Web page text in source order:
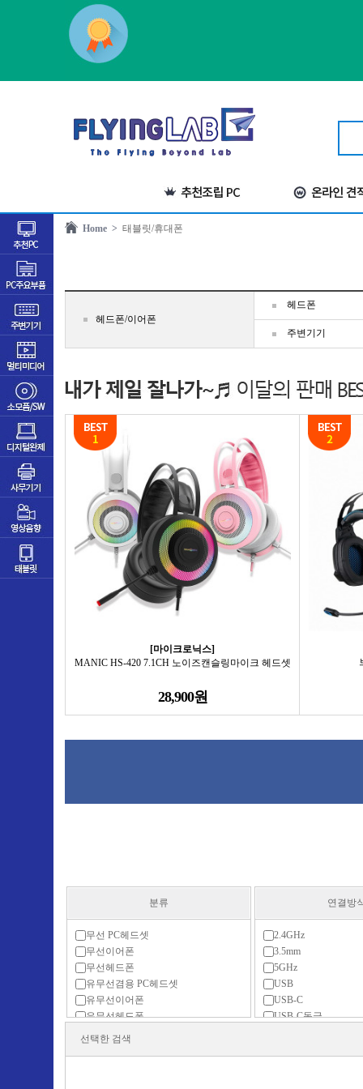
Home > 태블릿/휴대폰
헤드폰/이어폰
헤드폰
주변기기
[마이크로닉스]
MANIC HS-420 7.1CH 노이즈캔슬링마이크 헤드셋
28,900원
분류
무선 PC헤드셋
무선이어폰
무선헤드폰
유무선겸용 PC헤드셋
유무선이어폰
유무선헤드폰
유선 PC헤드셋
연결방
2.4GHz
3.5mm
5GHz
USB
USB-C
USB-C동글
선택한 검색